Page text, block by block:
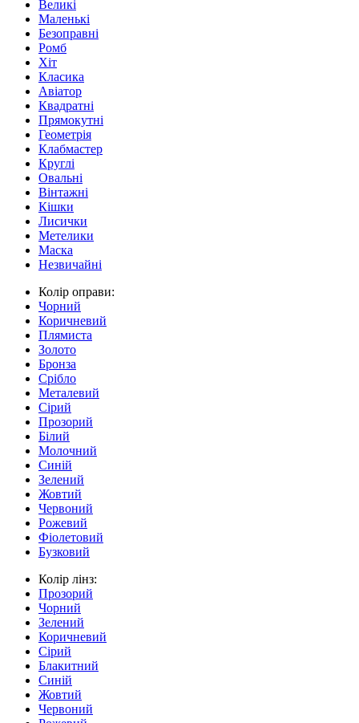
Великі
Маленькі
Безоправні
Ромб
Хіт
Класика
Авіатор
Квадратні
Прямокутні
Геометрія
Клабмастер
Круглі
Овальні
Вінтажні
Кішки
Лисички
Метелики
Маска
Незвичайні
Колір оправи:
Чорний
Коричневий
Плямиста
Золото
Бронза
Срібло
Металевий
Сірий
Прозорий
Білий
Молочний
Синій
Зелений
Жовтий
Червоний
Рожевий
Фіолетовий
Бузковий
Колір лінз:
Прозорий
Чорний
Зелений
Коричневий
Сірий
Блакитний
Синій
Жовтий
Червоний